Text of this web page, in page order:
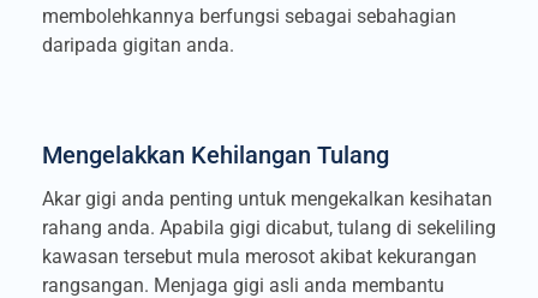
membolehkannya berfungsi sebagai sebahagian
daripada gigitan anda.
Mengelakkan Kehilangan Tulang
Akar gigi anda penting untuk mengekalkan kesihatan
rahang anda. Apabila gigi dicabut, tulang di sekeliling
kawasan tersebut mula merosot akibat kekurangan
rangsangan. Menjaga gigi asli anda membantu